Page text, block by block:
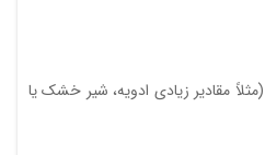
مقادیر زیادی ادویه، شیر خشک یا